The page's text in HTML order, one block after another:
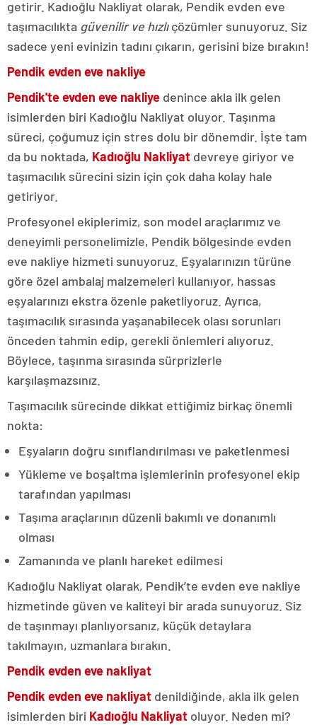
getirir. Kadıoğlu Nakliyat olarak, Pendik evden eve
taşımacılıkta güvenilir ve hızlıçözümler sunuyoruz. Siz
sadece yeni evinizin tadını çıkarın, gerisini bize bırakın!
Pendik evden eve nakliye
Pendik'te evden eve nakliye denince akla ilk gelen
isimlerden biri Kadıoğlu Nakliyat oluyor. Taşınma
süreci, çoğumuz için stres dolu bir dönemdir. İşte tam
da bu noktada, Kadıoğlu Nakliyat devreye giriyor ve
taşımacılık sürecini sizin için çok daha kolay hale
getiriyor.
Profesyonel ekiplerimiz, son model araçlarımız ve
deneyimli personelimizle, Pendik bölgesinde evden
eve nakliye hizmeti sunuyoruz. Eşyalarınızın türüne
göre özel ambalaj malzemeleri kullanıyor, hassas
eşyalarınızı ekstra özenle paketliyoruz. Ayrıca,
taşımacılık sırasında yaşanabilecek olası sorunları
önceden tahmin edip, gerekli önlemleri alıyoruz.
Böylece, taşınma sırasında sürprizlerle
karşılaşmazsınız.
Taşımacılık sürecinde dikkat ettiğimiz birkaç önemli
nokta:
Eşyaların doğru sınıflandırılması ve paketlenmesi
Yükleme ve boşaltma işlemlerinin profesyonel ekip
tarafından yapılması
Taşıma araçlarının düzenli bakımlı ve donanımlı
olması
Zamanında ve planlı hareket edilmesi
Kadıoğlu Nakliyat olarak, Pendik’te evden eve nakliye
hizmetinde güven ve kaliteyi bir arada sunuyoruz. Siz
de taşınmayı planlıyorsanız, küçük detaylara
takılmayın, uzmanlara bırakın.
Pendik evden eve nakliyat
Pendik evden eve nakliyat denildiğinde, akla ilk gelen
isimlerden biri Kadıoğlu Nakliyat oluyor. Neden mi?